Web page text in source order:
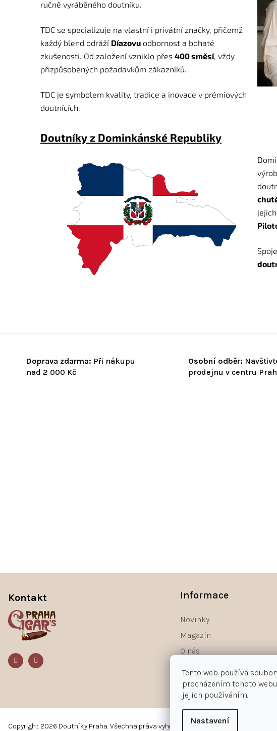
Tento web používá
procházením tohoto
jejich používáním.
Nastavení
Doprava zdarma: Při nákupu
nad 2 000 Kč
Osobní odběr:
prodejnu v centru
ručně vyráběného doutníku.
TDC se specializuje na vlastní i privátní značky, přičemž
každý blend odráží Díazovu odbornost a bohaté
zkušenosti. Od založení vzniklo přes 400 směsí, vždy
přizpůsobených požadavkům zákazníků.
TDC je symbolem kvality, tradice a inovace v prémiových
doutnících.
Doutníky z Dominkánské Republiky
Informace
Novinky
Magazín
O nás
Kontakt
Copyright 2026 Doutníky Praha. Všechna práva vyhrazena.